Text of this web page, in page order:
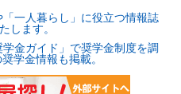
一人暮らし」に役立つ情報誌
します。
金ガイド」で奨学金制度を調
学金情報も掲載。